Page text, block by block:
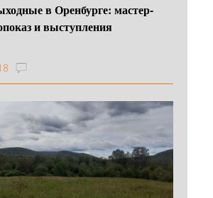
в Оренбурге: мастер-
и выступления